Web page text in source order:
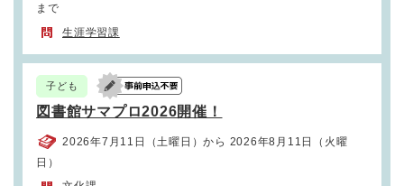
まで
生涯学習課
子ども
図書館サマプロ2026開催！
2026年7月11日（土曜日）から 2026年8月11日（火曜
日）